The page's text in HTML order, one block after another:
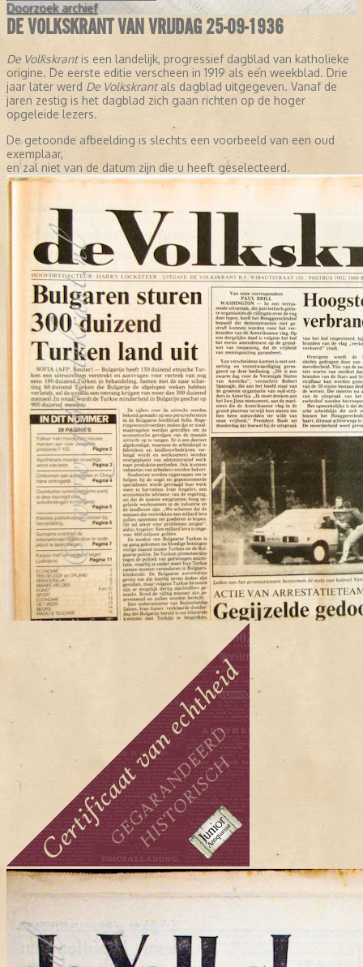
Doorzoek archief
DE VOLKSKRANT VAN VRIJDAG 25-09-1936
De Volkskrantis een landelijk, progressief dagblad van katholieke
origine. De eerste editie verscheen in 1919 als een weekblad. Drie
jaar later werd De Volkskrantals dagblad uitgegeven. Vanaf de
jaren zestig is het dagblad zich gaan richten op de hoger
opgeleide lezers.
De getoonde afbeelding is slechts een voorbeeld van een oud
exemplaar,
en zal niet van de datum zijn die u heeft geselecteerd.